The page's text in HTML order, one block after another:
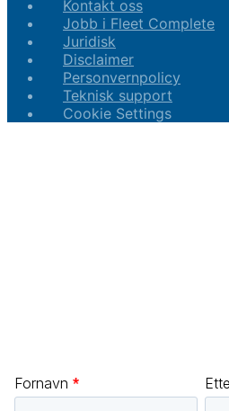
Kontakt oss
Jobb i Fleet Complete
Juridisk
Disclaimer
Personvernpolicy
Teknisk support
Cookie Settings